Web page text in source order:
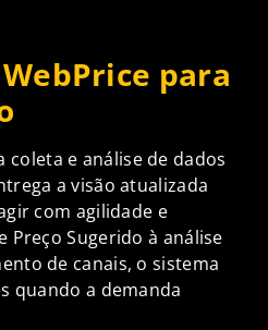
para
coleta e análise de dados
a visão atualizada
com agilidade e
Preço Sugerido à análise
de canais, o sistema
quando a demanda